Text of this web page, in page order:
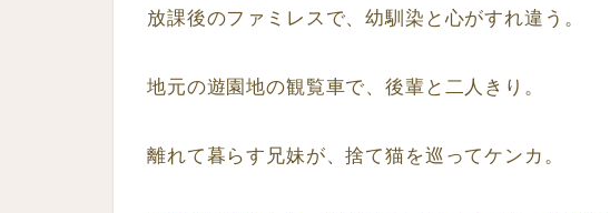
放課後のファミレスで、幼馴染と心がすれ違う。
地元の遊園地の観覧車で、後輩と二人きり。
離れて暮らす兄妹が、捨て猫を巡ってケンカ。